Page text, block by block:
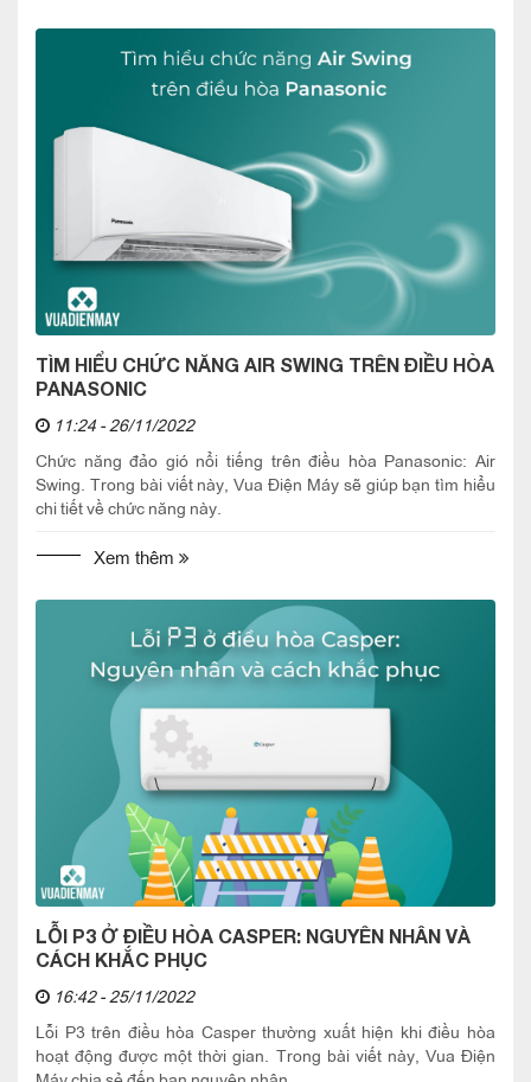
TÌM HIỂU CHỨC NĂNG AIR SWING TRÊN ĐIỀU HÒA
PANASONIC
11:24 - 26/11/2022
Chức năng đảo gió nổi tiếng trên điều hòa Panasonic: Air
Swing. Trong bài viết này, Vua Điện Máy sẽ giúp bạn tìm hiểu
chi tiết về chức năng này.
Xem thêm
LỖI P3 Ở ĐIỀU HÒA CASPER: NGUYÊN NHÂN VÀ
CÁCH KHẮC PHỤC
16:42 - 25/11/2022
Lỗi P3 trên điều hòa Casper thường xuất hiện khi điều hòa
hoạt động được một thời gian. Trong bài viết này, Vua Điện
Máy chia sẻ đến bạn nguyên nhân...